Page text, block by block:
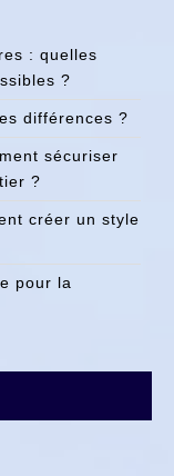
: quelles
?
différences ?
sécuriser
?
créer un style
pour la